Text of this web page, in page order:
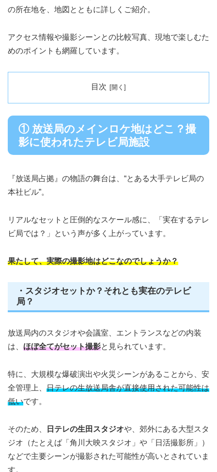
の所在地を、地図とともに詳しくご紹介。
アクセス情報や撮影シーンとの比較写真、現地で楽しむた
めのポイントも網羅しています。
目次
① 放送局のメインロケ地はどこ？撮
影に使われたテレビ局施設
『放送局占拠』の物語の舞台は、“とある大手テレビ局の
本社ビル”。
リアルなセットと圧倒的なスケール感に、「実在するテレ
ビ局では？」という声が多く上がっています。
果たして、実際の撮影地はどこなのでしょうか？
・スタジオセットか？それとも実在のテレビ
局？
放送局内のスタジオや会議室、エントランスなどの内装
は、 ほぼ全てがセット撮影と見られています。
特に、大規模な爆破演出や火災シーンがあることから、安
全管理上、 日テレの生放送局舎が直接使用された可能性は
低いです。
そのため、 日テレの生田スタジオや、郊外にある大型スタ
ジオ（たとえば「角川大映スタジオ」や「日活撮影所」）
などで主要シーンが撮影された可能性が高いとされていま
す。